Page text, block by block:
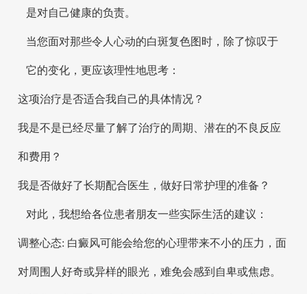
是对自己健康的负责。
当您面对那些令人心动的白斑复色图时，除了惊叹于
它的变化，更应该理性地思考：
这项治疗是否适合我自己的具体情况？
我是不是已经尽量了解了治疗的周期、潜在的不良反应
和费用？
我是否做好了长期配合医生，做好日常护理的准备？
对此，我想给各位患者朋友一些实际生活的建议：
调整心态: 白癜风可能会给您的心理带来不小的压力，面
对周围人好奇或异样的眼光，难免会感到自卑或焦虑。